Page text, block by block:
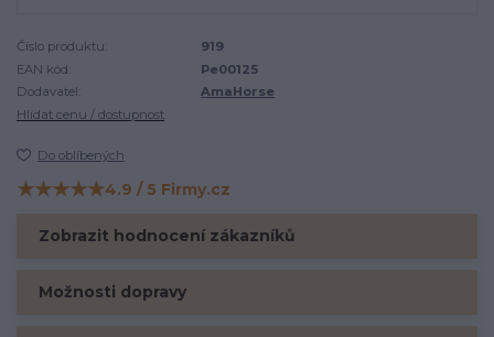
Číslo produktu:
919
EAN kód:
Pe00125
Dodavatel:
AmaHorse
Hlídat cenu / dostupnost
Do oblíbených
Hodnocení na Firmy.cz
★★★★★4.9 / 5 Firmy.cz
Zobrazit hodnocení zákazníků
Možnosti dopravy